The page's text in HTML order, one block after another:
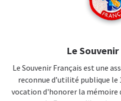
Le
Le Souvenir Français est une
reconnue d’utilité publique le
vocation d'honorer la mémoire